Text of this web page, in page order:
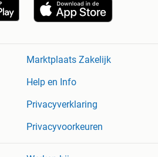
Marktplaats Zakelijk
Help en Info
Privacyverklaring
Privacyvoorkeuren